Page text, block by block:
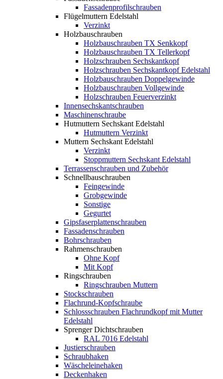
Fassadenprofilschrauben
Flügelmuttern Edelstahl
Verzinkt
Holzbauschrauben
Holzbauschrauben TX Senkkopf
Holzbauschrauben TX Tellerkopf
Holzschrauben Sechskantkopf
Holzschrauben Sechskantkopf Edelstahl
Holzbauschrauben Doppelgewinde
Holzbauschrauben Vollgewinde
Holzschrauben Feuerverzinkt
Innensechskantschrauben
Maschinenschraube
Hutmuttern Sechskant Edelstahl
Hutmuttern Verzinkt
Muttern Sechskant Edelstahl
Verzinkt
Stoppmuttern Sechskant Edelstahl
Terrassenschrauben und Zubehör
Schnellbauschrauben
Feingewinde
Grobgewinde
Sonstige
Gegurtet
Gipsfaserplattenschrauben
Fassadenschrauben
Bohrschrauben
Rahmenschrauben
Ohne Kopf
Mit Kopf
Ringschrauben
Ringschrauben Muttern
Stockschrauben
Flachrund-Kopfschraube
Schlossschrauben Flachrundkopf mit Mutter
Edelstahl
Sprenger Dichtschrauben
RAL 7016 Edelstahl
Justierschrauben
Schraubhaken
Wäscheleinehaken
Deckenhaken